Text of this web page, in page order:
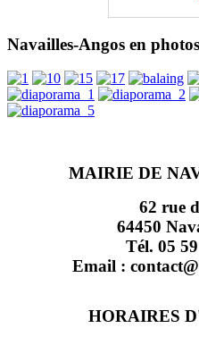
Navailles-Angos en
MAIRIE DE
62 rue
64450
Tél. 05
Email :
HORAIRES